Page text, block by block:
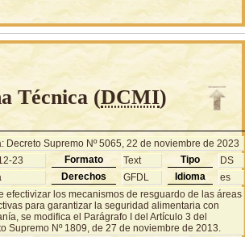
Técnica (DCMI)
Decreto Supremo Nº 5065, 22 de noviembre de 2023
23 Formato Text Tipo
DS
Derechos GFDL Idioma es
efectivizar los mecanismos de resguardo de las áreas
para garantizar la seguridad alimentaria con
se modifica el Parágrafo I del Artículo 3 del
Supremo Nº 1809, de 27 de noviembre de 2013.